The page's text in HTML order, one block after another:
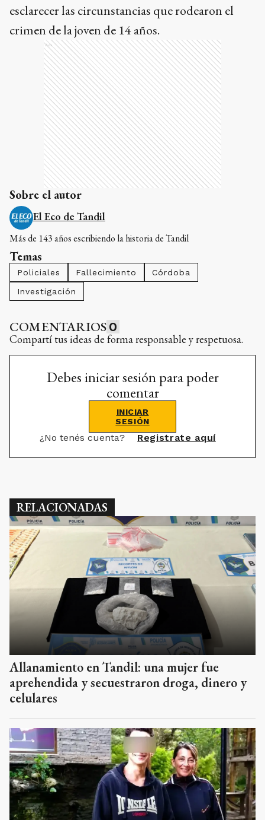
esclarecer las circunstancias que rodearon el
crimen de la joven de 14 años.
Ads
Sobre el autor
El Eco de Tandil
Más de 143 años escribiendo la historia de Tandil
Temas
Policiales Fallecimiento
Córdoba
Investigación
COMENTARIOS 0
Compartí tus ideas de forma responsable y respetuosa.
Debes iniciar sesión para poder
comentar
INICIAR
SESIÓN
¿No tenés cuenta? Registrate aquí
RELACIONADAS
Allanamiento en Tandil: una mujer fue
aprehendida y secuestraron droga, dinero y
celulares